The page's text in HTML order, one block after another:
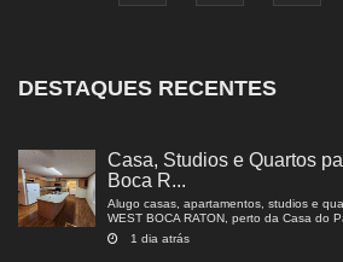
DESTAQUES RECENTES
Casa, Studios e Quartos
Boca R...
Alugo casas, apartamentos, studios e
WEST BOCA RATON, perto da Casa do
1 dia atrás